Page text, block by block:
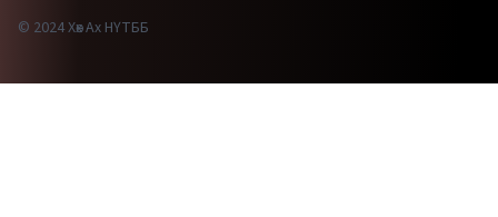
© 2024 Хөх Ах НҮТББ